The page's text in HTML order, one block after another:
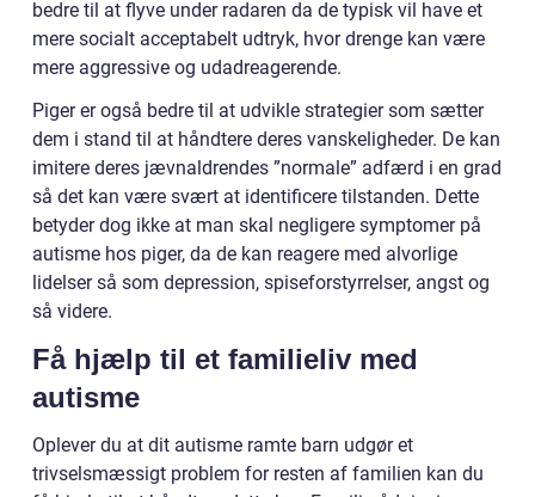
bedre til at flyve under radaren da de typisk vil have et
mere socialt acceptabelt udtryk, hvor drenge kan være
mere aggressive og udadreagerende.
Piger er også bedre til at udvikle strategier som sætter
dem i stand til at håndtere deres vanskeligheder. De kan
imitere deres jævnaldrendes ”normale” adfærd i en grad
så det kan være svært at identificere tilstanden. Dette
betyder dog ikke at man skal negligere symptomer på
autisme hos piger, da de kan reagere med alvorlige
lidelser så som depression, spiseforstyrrelser, angst og
så videre.
Få hjælp til et familieliv med
autisme
Oplever du at dit autisme ramte barn udgør et
trivselsmæssigt problem for resten af familien kan du